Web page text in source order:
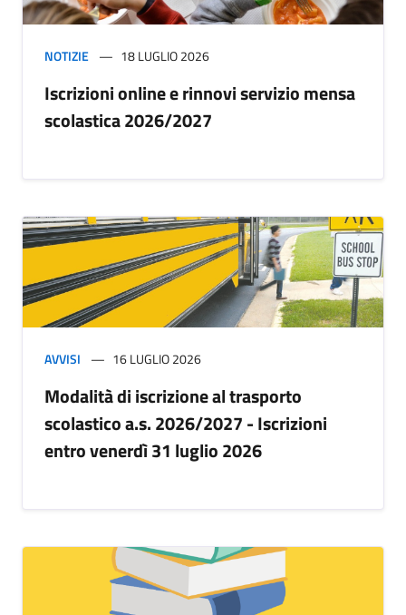
NOTIZIE 18 LUGLIO 2026
Iscrizioni online e rinnovi servizio mensa
scolastica 2026/2027
AVVISI 16 LUGLIO 2026
Modalità di iscrizione al trasporto
scolastico a.s. 2026/2027 - Iscrizioni
entro venerdì 31 luglio 2026